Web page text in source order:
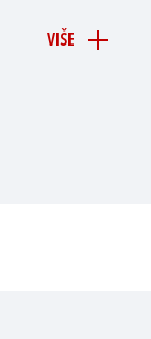
VIŠE